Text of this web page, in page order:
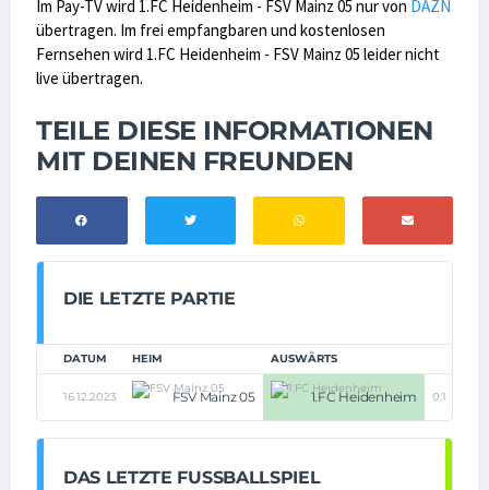
Im Pay-TV wird 1.FC Heidenheim - FSV Mainz 05 nur von DAZN
übertragen. Im frei empfangbaren und kostenlosen
Fernsehen wird 1.FC Heidenheim - FSV Mainz 05 leider nicht
live übertragen.
TEILE DIESE INFORMATIONEN
MIT DEINEN FREUNDEN
DIE LETZTE PARTIE
DATUM HEIM AUSWÄRTS
16.12.2023 FSV Mainz 05 1.FC Heidenheim 0:1
DAS LETZTE FUSSBALLSPIEL